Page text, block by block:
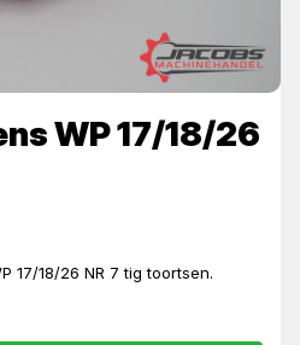
WP 17/18/26
17/18/26 NR 7 tig toortsen.